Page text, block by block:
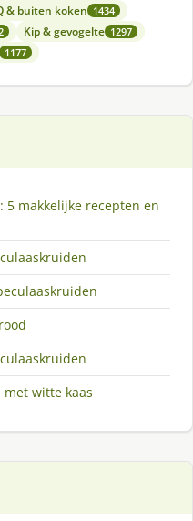
& buiten koken 1434
Kip & gevogelte 1297
1177
5 makkelijke recepten en
witte kaas